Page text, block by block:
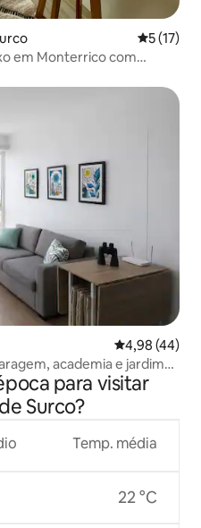
5 de uma
5 (17)
em Monterrico com
4,98 de uma
4,98 (44)
academia e jardim
para visitar
Surco?
Temp. média
22 °C